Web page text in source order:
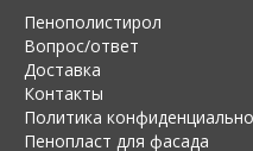
Пенополистирол
Вопрос/ответ
Доставка
Контакты
Политика
Пенопласт для фасада